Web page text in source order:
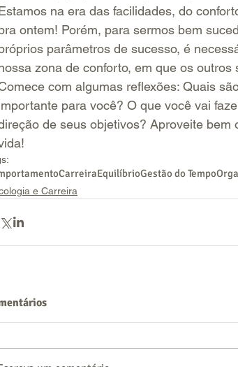
na era das facilidades, do
ontem! Porém, para sermos bem
parâmetros de sucesso, é
zona de conforto, em que os
com algumas reflexões: Quais
para você? O que você vai
de seus objetivos? Aproveite bem
CarreiraEquilíbrioGestão do Tempo
e Carreira